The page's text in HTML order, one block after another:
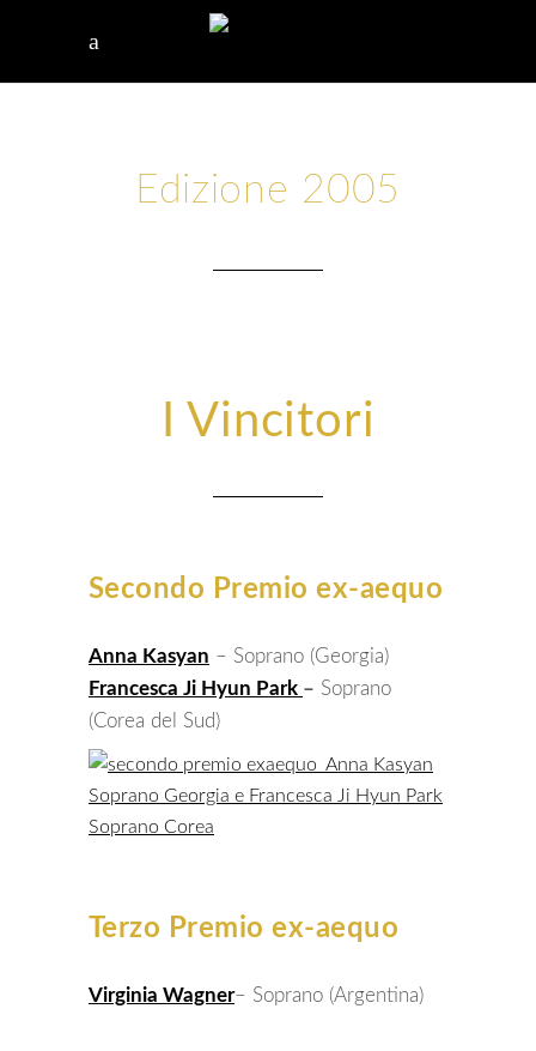
Edizione 2005
I Vincitori
Secondo Premio ex-aequo
Anna Kasyan – Soprano (Georgia)
Francesca Ji Hyun Park – Soprano
(Corea del Sud)
Terzo Premio ex-aequo
Virginia Wagner– Soprano (Argentina)